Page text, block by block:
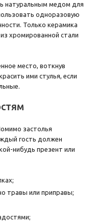
натуральным медом для
одноразовую
Только керамика
хромированной стали
место, воткнув
ими стулья, если
застолья
гость должен
нибудь презент или
травы или приправы;